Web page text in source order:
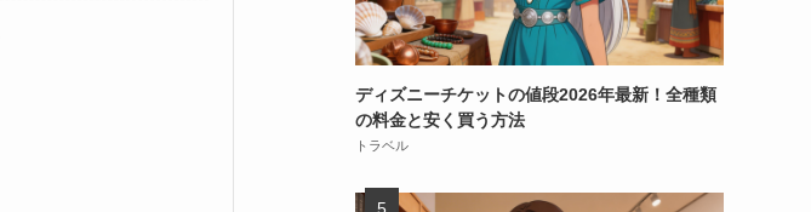
ディズニーチケットの値段2026年最新！全種類
の料金と安く買う方法
トラベル